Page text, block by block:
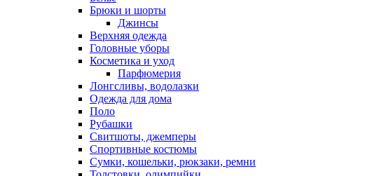
Брюки и шорты
Джинсы
Верхняя одежда
Головные уборы
Косметика и уход
Парфюмерия
Лонгсливы, водолазки
Одежда для дома
Поло
Рубашки
Свитшоты, джемперы
Спортивные костюмы
Сумки, кошельки, рюкзаки, ремни